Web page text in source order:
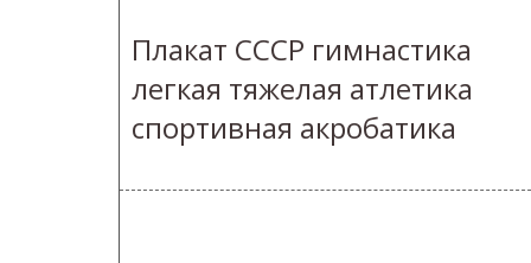
Плакат СССР гимнастика
легкая тяжелая атлетика
спортивная акробатика